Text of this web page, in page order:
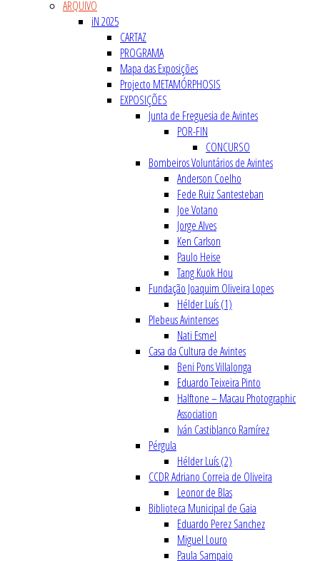
ARQUIVO
iN 2025
CARTAZ
PROGRAMA
Mapa das Exposições
Projecto METAMÓRPHOSIS
EXPOSIÇÕES
Junta de Freguesia de Avintes
POR-FIN
CONCURSO
Bombeiros Voluntários de Avintes
Anderson Coelho
Fede Ruiz Santesteban
Joe Votano
Jorge Alves
Ken Carlson
Paulo Heise
Tang Kuok Hou
Fundação Joaquim Oliveira Lopes
Hélder Luís (1)
Plebeus Avintenses
Nati Esmel
Casa da Cultura de Avintes
Beni Pons Villalonga
Eduardo Teixeira Pinto
Halftone – Macau Photographic
Association
Iván Castiblanco Ramírez
Pérgula
Hélder Luís (2)
CCDR Adriano Correia de Oliveira
Leonor de Blas
Biblioteca Municipal de Gaia
Eduardo Perez Sanchez
Miguel Louro
Paula Sampaio